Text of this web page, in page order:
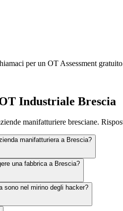
per un OT Assessment
Industriale Brescia
manifatturiere bresciane.
manifatturiera a Brescia?
una fabbrica a Brescia?
sono nel mirino degli hacker?